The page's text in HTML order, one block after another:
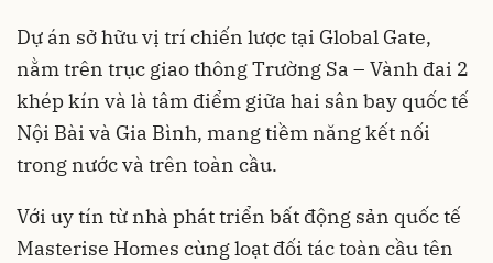
Dự án sở hữu vị trí chiến lược tại Global Gate,
nằm trên trục giao thông Trường Sa – Vành đai 2
khép kín và là tâm điểm giữa hai sân bay quốc tế
Nội Bài và Gia Bình, mang tiềm năng kết nối
trong nước và trên toàn cầu.
Với uy tín từ nhà phát triển bất động sản quốc tế
Masterise Homes cùng loạt đối tác toàn cầu tên